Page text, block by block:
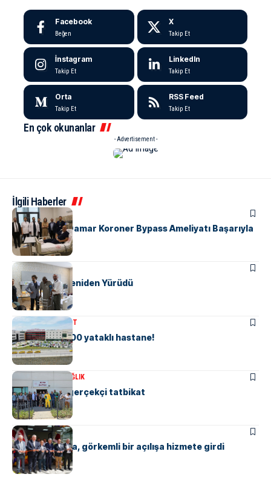
Facebook
Beğen
X
Takip Et
İnstagram
Takip Et
LinkedIn
Takip Et
Orta
Takip Et
RSS Feed
Takip Et
En çok okunanlar
- Advertisement -
İlgili Haberler
SAĞLIK
Yalova’da İlk Damar Koroner Bypass Ameliyatı Başarıyla
Gerçekleşti
SAĞLIK
Yıllar Sonra Yeniden Yürüdü
ÇIFTLIKKÖY MANŞET
Çiftlikköy’e 600 yataklı hastane!
KENT GÜNDEMI SAĞLIK
Hastaneden gerçekçi tatbikat
EKONOMI MANŞET
Datalab Yalova, görkemli bir açılışa hizmete girdi